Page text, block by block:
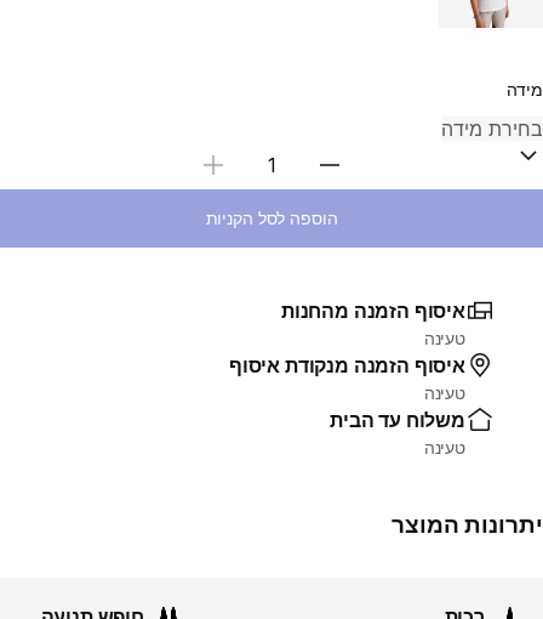
מידה
בחירת כמות
הוספה לסל הקניות
איסוף הזמנה מהחנות
טעינה
איסוף הזמנה מנקודת איסוף
טעינה
משלוח עד הבית
טעינה
יתרונות המוצר